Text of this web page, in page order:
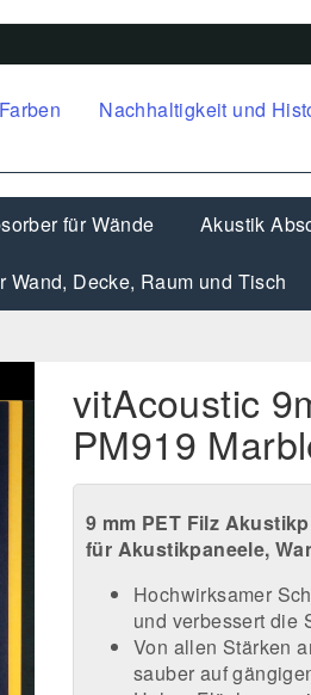
Nachhaltigkeit und
für Wände Akustik
Decke, Raum und Tisch
vitAcoustic
PM919
9 mm PET Filz
für Akustikpaneele,
Hochwirksamer
und verbessert die
Von allen Stärken
sauber auf